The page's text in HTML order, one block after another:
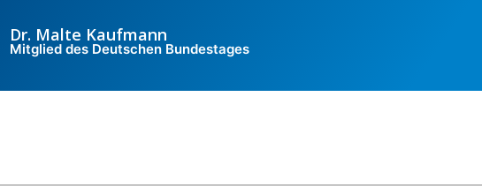
Dr. Malte Kaufmann
Mitglied des Deutschen Bundestages